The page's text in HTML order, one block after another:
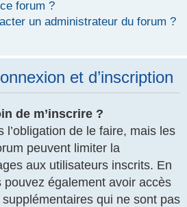
forum ?
un administrateur du forum ?
et d’inscription
de m’inscrire ?
l’obligation de le faire, mais les
peuvent limiter la
aux utilisateurs inscrits. En
également avoir accès
qui ne sont pas